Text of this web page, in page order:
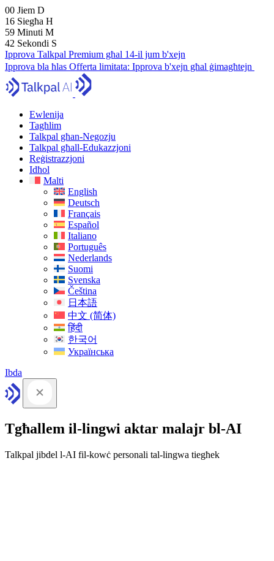
00 Jiem D
16 Siegħa H
59 Minuti M
41 Sekondi S
Ipprova Talkpal Premium għal 14-il jum b'xejn
Ipprova bla ħlas Offerta limitata: Ipprova b'xejn għal ġimagħtejn
Ewlenija
Tagħlim
Talkpal għan-Negozju
Talkpal għall-Edukazzjoni
Reġistrazzjoni
Idħol
Malti
English
Deutsch
Français
Español
Italiano
Português
Nederlands
Suomi
Svenska
Čeština
日本語
中文 (简体)
हिंदी
한국어
Українська
Ibda
Tgħallem il-lingwi aktar malajr bl-AI
Talkpal jibdel l-AI fil-kowċ personali tal-lingwa tiegħek